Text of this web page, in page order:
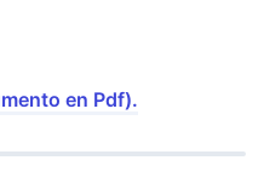
en Pdf).